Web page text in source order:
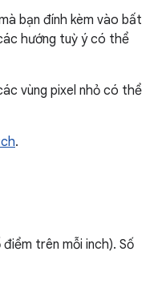
bạn đính kèm vào bất
hướng tuỳ ý có thể
vùng pixel nhỏ có thể
.
trên mỗi inch). Số